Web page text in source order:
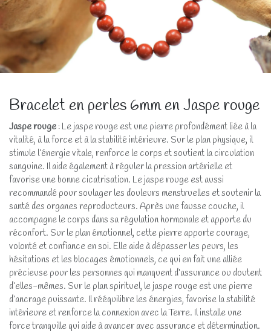
Bracelet en perles 6mm en Jaspe rouge
Jaspe rouge : Le jaspe rouge est une pierre profondément liée à la
vitalité, à la force et à la stabilité intérieure. Sur le plan physique, il
stimule l’énergie vitale, renforce le corps et soutient la circulation
sanguine. Il aide également à réguler la pression artérielle et
favorise une bonne cicatrisation. Le jaspe rouge est aussi
recommandé pour soulager les douleurs menstruelles et soutenir la
santé des organes reproducteurs. Après une fausse couche, il
accompagne le corps dans sa régulation hormonale et apporte du
réconfort. Sur le plan émotionnel, cette pierre apporte courage,
volonté et confiance en soi. Elle aide à dépasser les peurs, les
hésitations et les blocages émotionnels, ce qui en fait une alliée
précieuse pour les personnes qui manquent d’assurance ou doutent
d’elles-mêmes. Sur le plan spirituel, le jaspe rouge est une pierre
d’ancrage puissante. Il rééquilibre les énergies, favorise la stabilité
intérieure et renforce la connexion avec la Terre. Il installe une
force tranquille qui aide à avancer avec assurance et détermination.